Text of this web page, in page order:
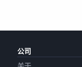
公司